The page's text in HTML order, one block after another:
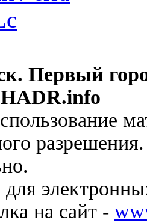
Первый
на сайт -